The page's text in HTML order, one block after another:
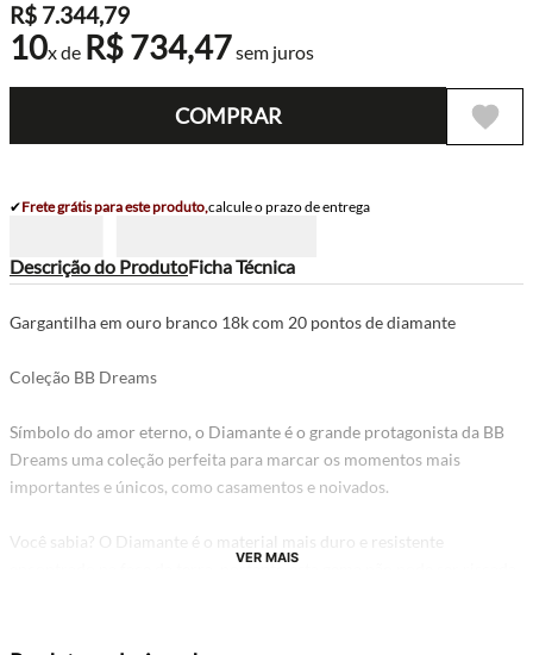
R$ 7.344,79
10x de R$734,47sem juros
COMPRAR
✔Frete grátis para este produto,calcule o prazo de entrega
Descrição do ProdutoFicha Técnica
Gargantilha em ouro branco 18k com 20 pontos de diamante
Coleção BB Dreams
Símbolo do amor eterno, o Diamante é o grande protagonista da BB
Dreams uma coleção perfeita para marcar os momentos mais
importantes e únicos, como casamentos e noivados.
Você sabia? O Diamante é o material mais duro e resistente
encontrado na face da terra, portanto esta gema não pode ser riscada
bodas de 60 anos de casados.
VER MAIS